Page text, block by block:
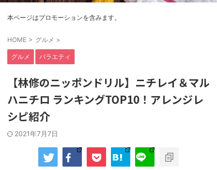
本ページはプロモーションを含みます。
HOME > グルメ >
グルメ バラエティ
【林修のニッポンドリル】ニチレイ＆マル
ハニチロ ランキングTOP10！アレンジレ
シピ紹介
2021年7月7日